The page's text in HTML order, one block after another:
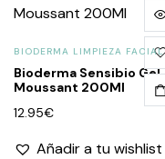
BIODERMA LIMPIEZA FACIAL
Bioderma Sensibio Gel
Moussant 200Ml
12.95€
Añadir a tu wishlist